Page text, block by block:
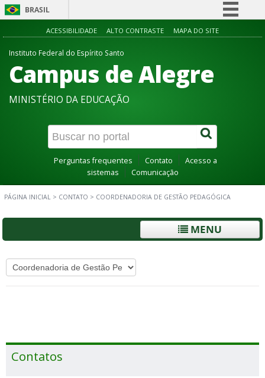
BRASIL
Simplifique!
Acesso à informação
Canais
ACESSIBILIDADE ALTO CONTRASTE MAPA DO SITE
Instituto Federal do Espírito Santo
Campus de Alegre
MINISTÉRIO DA EDUCAÇÃO
Perguntas frequentes Contato
Acesso a
sistemas
Comunicação
PÁGINA INICIAL > CONTATO > COORDENADORIA DE GESTÃO PEDAGÓGICA
MENU
Contatos